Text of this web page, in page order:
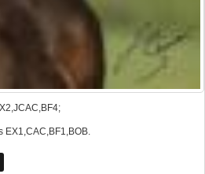
EX1,CAC,BF1,BOB.
pasirodymas Talino nacionalinėje parodoje